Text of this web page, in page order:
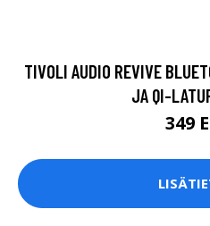
TIVOLI AUDIO REVIVE
JA QI-
349